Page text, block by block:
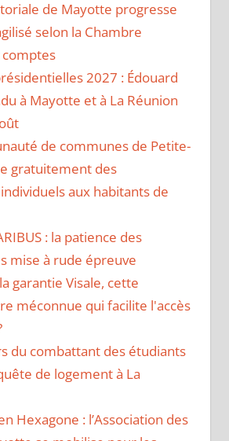
de Mayotte progresse
selon la Chambre
2027 : Édouard
à Mayotte et à La Réunion
de communes de Petite-
gratuitement des
aux habitants de
: la patience des
mise à rude épreuve
garantie Visale, cette
méconnue qui facilite l'accès
du combattant des étudiants
de logement à La
Hexagone : l’Association des